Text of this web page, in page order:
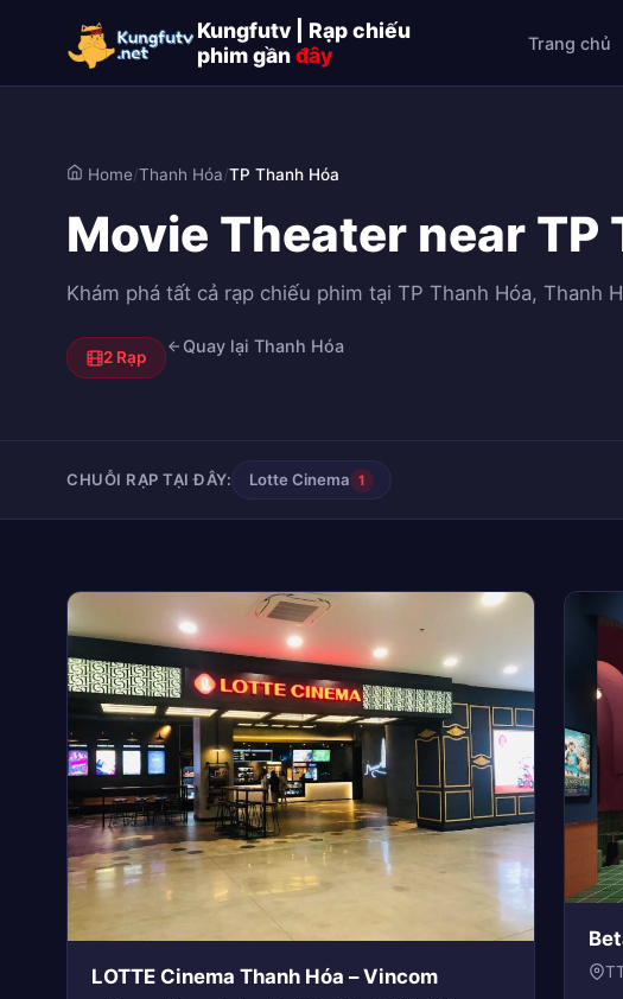
Kungfutv | Rạp chiếu
phim gầnđây Trang chủ
Home/Thanh Hóa/TP Thanh Hóa
Movie Theater near TP
Khám phá tất cả rạp chiếu phim tại TP Thanh Hóa, Thanh
2 Rạp
Quay lại Thanh Hóa
CHUỖI RẠP TẠI ĐÂY: Lotte Cinema 1
LOTTE Cinema Thanh Hóa – Vincom